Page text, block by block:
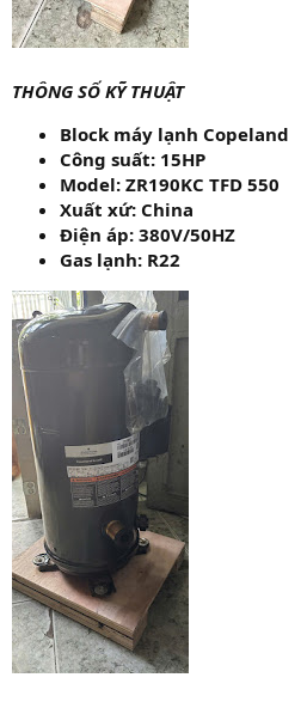
THÔNG SỐ KỸ THUẬT
Block máy lạnh Copeland
Công suất: 15HP
Model: ZR190KC TFD 550
Xuất xứ: China
Điện áp: 380V/50HZ
Gas lạnh: R22